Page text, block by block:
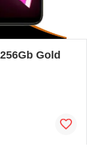
Gold